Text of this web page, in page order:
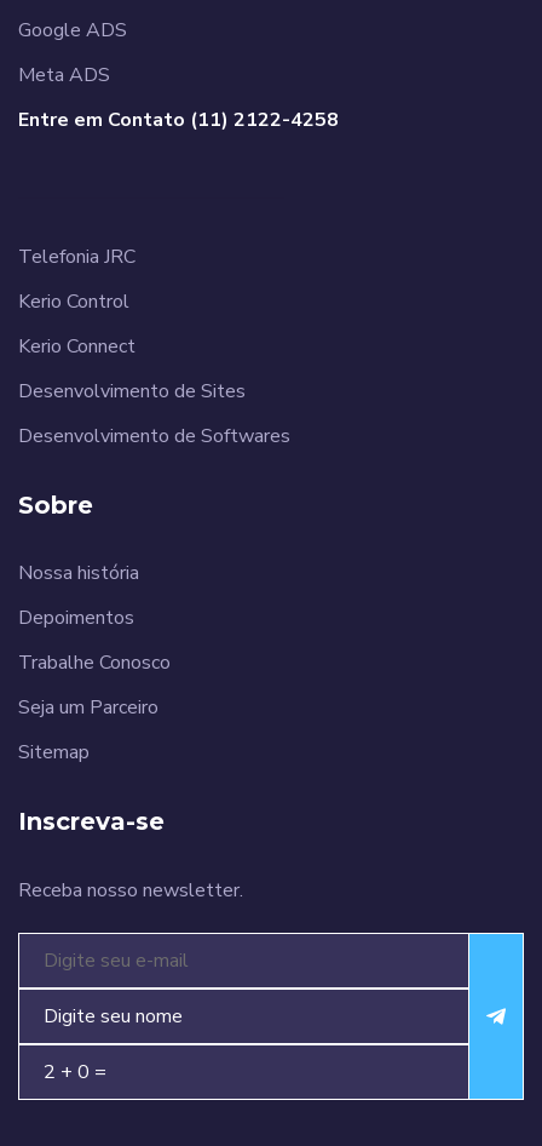
Google ADS
Meta ADS
Entre em Contato (11) 2122-4258
Telefonia JRC
Kerio Control
Kerio Connect
Desenvolvimento de Sites
Desenvolvimento de Softwares
Sobre
Nossa história
Depoimentos
Trabalhe Conosco
Seja um Parceiro
Sitemap
Inscreva-se
Receba nosso newsletter.